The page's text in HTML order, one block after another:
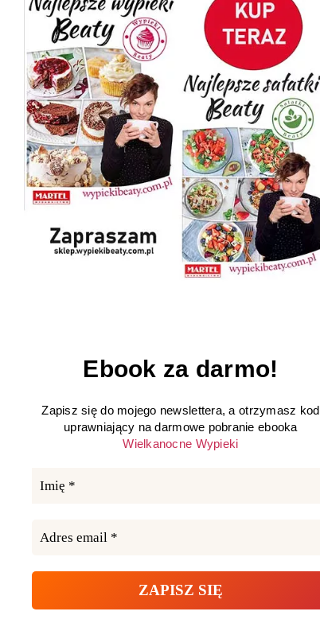
Ebook za darmo!
Zapisz się do mojego newslettera, a otrzymasz kod
uprawniający na darmowe pobranie ebooka
Wielkanocne Wypieki